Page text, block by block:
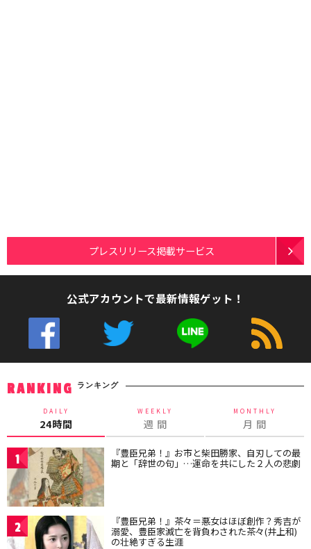
プレスリリース掲載サービス
公式アカウントで最新情報ゲット！
RANKING ランキング
DAILY
24時間
WEEKLY
週 間
MONTHLY
月 間
1 『豊臣兄弟！』お市と柴田勝家、自刃しての最
期と「辞世の句」…運命を共にした２人の悲劇
2 『豊臣兄弟！』茶々＝悪女はほぼ創作？秀吉が
溺愛、豊臣家滅亡を背負わされた茶々(井上和)
の壮絶すぎる生涯